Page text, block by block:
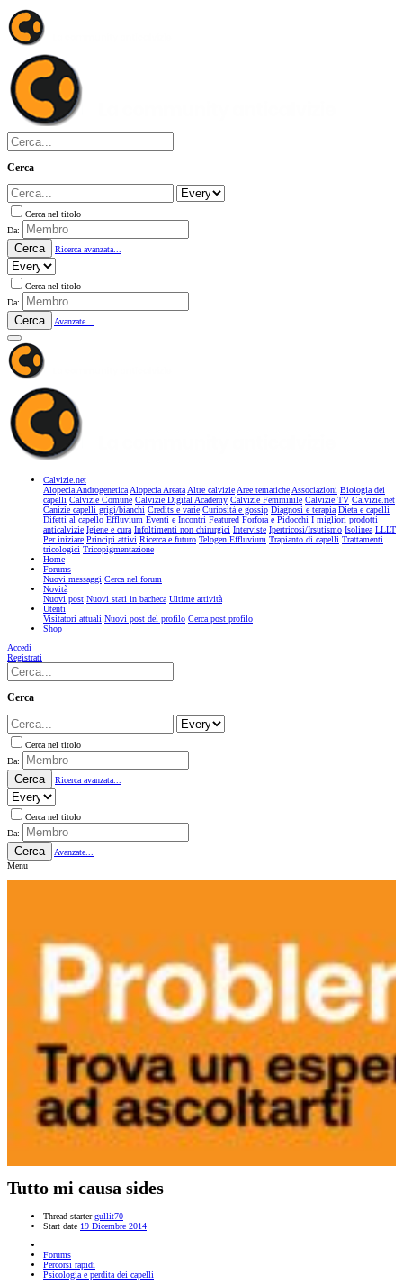
Cerca
Cerca nel titolo
Da:
Cerca Ricerca avanzata...
Cerca nel titolo
Da:
Cerca Avanzate...
Calvizie.net
Alopecia AndrogeneticaAlopecia AreataAltre calvizieAree tematicheAssociazioni Biologia dei
capelli Calvizie Comune Calvizie Digital Academy Calvizie Femminile Calvizie TV Calvizie.net
Canizie capelli grigi/bianchi Credits e varie Curiosità e gossip Diagnosi e terapia Dieta e capelli
Difetti al capello Effluvium Eventi e Incontri Featured Forfora e Pidocchi I migliori prodotti
anticalvizie Igiene e cura Infoltimenti non chirurgici Interviste Ipertricosi/Irsutismo Isolinea LLLT
Per iniziare Principi attivi Ricerca e futuro Telogen Effluvium Trapianto di capelli Trattamenti
tricologici Tricopigmentazione
Home
Forums
Nuovi messaggi Cerca nel forum
Novità
Nuovi post Nuovi stati in bacheca Ultime attività
Utenti
Visitatori attuali Nuovi post del profilo Cerca post profilo
Shop
Accedi
Registrati
Cerca
Cerca nel titolo
Da:
Cerca Ricerca avanzata...
Cerca nel titolo
Da:
Cerca
Avanzate...
Menu
Tutto mi causa sides
Thread starter gullit70
Start date 19 Dicembre 2014
Forums
Percorsi rapidi
Psicologia e perdita dei capelli